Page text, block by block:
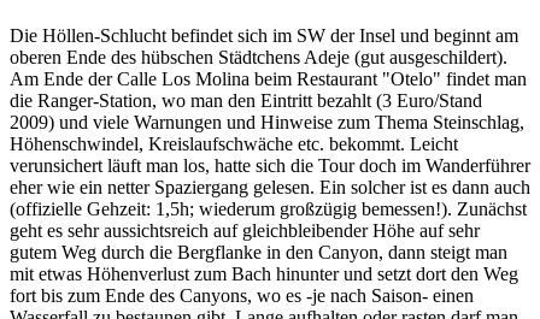
Die Höllen-Schlucht befindet sich im SW der Insel und beginnt am
oberen Ende des hübschen Städtchens Adeje (gut ausgeschildert).
Am Ende der Calle Los Molina beim Restaurant "Otelo" findet man
die Ranger-Station, wo man den Eintritt bezahlt (3 Euro/Stand
2009) und viele Warnungen und Hinweise zum Thema Steinschlag,
Höhenschwindel, Kreislaufschwäche etc. bekommt. Leicht
verunsichert läuft man los, hatte sich die Tour doch im Wanderführer
eher wie ein netter Spaziergang gelesen. Ein solcher ist es dann auch
(offizielle Gehzeit: 1,5h; wiederum großzügig bemessen!). Zunächst
geht es sehr aussichtsreich auf gleichbleibender Höhe auf sehr
gutem Weg durch die Bergflanke in den Canyon, dann steigt man
mit etwas Höhenverlust zum Bach hinunter und setzt dort den Weg
fort bis zum Ende des Canyons, wo es -je nach Saison- einen